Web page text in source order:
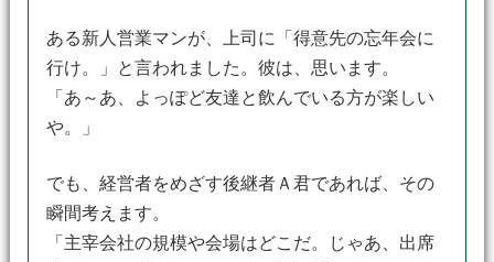
ある新人営業マンが、上司に「得意先の忘年会に
行け。」と言われました。彼は、思います。
「あ～あ、よっぽど友達と飲んでいる方が楽しい
や。」
でも、経営者をめざす後継者Ａ君であれば、その
瞬間考えます。
「主宰会社の規模や会場はどこだ。じゃあ、出席